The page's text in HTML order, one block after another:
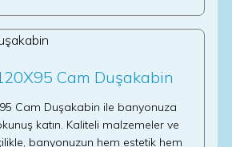
Cam Duşakabin
Cam Duşakabin ile banyonuza
katın. Kaliteli malzemeler ve
banyonuzun hem estetik hem